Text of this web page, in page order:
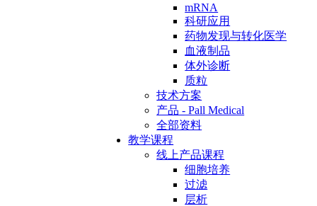
mRNA
科研应用
药物发现与转化医学
血液制品
体外诊断
质粒
技术方案
产品 - Pall Medical
全部资料
教学课程
线上产品课程
细胞培养
过滤
层析